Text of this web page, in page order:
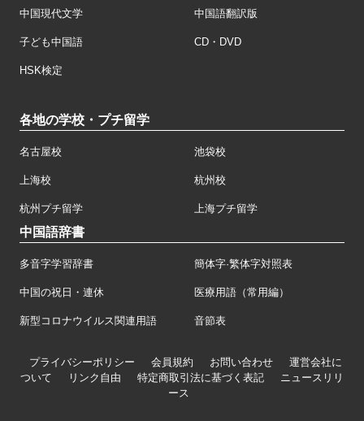
中国現代文学 中国語翻訳版
子ども中国語 CD・DVD
HSK検定
各地の学校・プチ留学
名古屋校 池袋校
上海校 杭州校
杭州プチ留学 上海プチ留学
中国語辞書
多音字学習辞書 簡体字·繁体字対照表
中国の祝日・連休 医療用語（常用編）
新型コロナウイルス関連用語 音節表
プライバシーポリシー 会員規約 お問い合わせ
運営会社に
ついて
リンク自由 特定商取引法に基づく表記
ニュースリリ
ース